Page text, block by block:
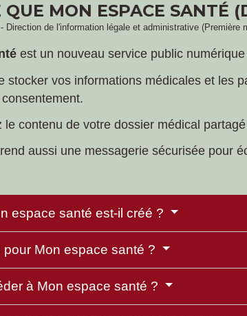
QUE MON ESPACE SANTÉ
Direction de l'information légale et administrative (Première
est un nouveau service public
stocker vos informations médicales et les
le contenu de votre dossier médical
aussi une messagerie sécurisée pour
espace santé est-il créé ?
pour Mon espace santé ?
à Mon espace santé ?